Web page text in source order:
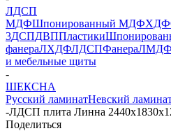
ЛДСП
МДФШпонированный МДФХДФ
3ДСПДВППластики
фанераЛХДФЛДСПФанераЛМДФ
и мебельные щиты
-
ШЕКСНА
Русский ламинатНевский
-ЛДСП плита Линна
Поделиться